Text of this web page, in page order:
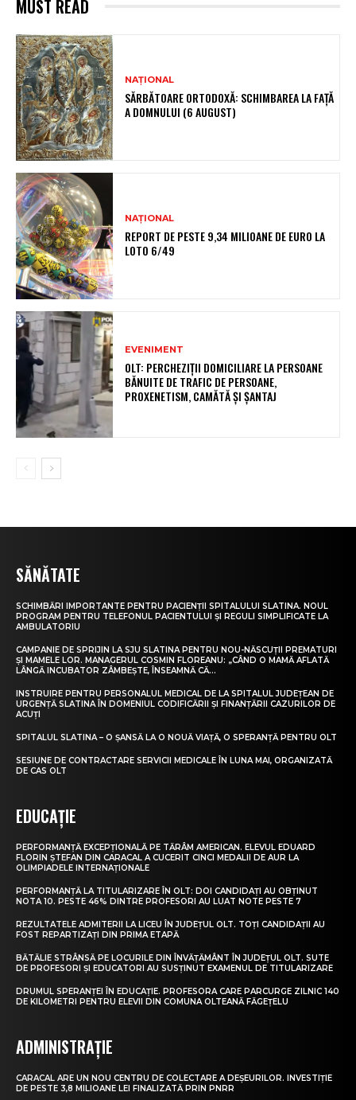
MUST READ
NAȚIONAL
SĂRBĂTOARE ORTODOXĂ: SCHIMBAREA LA FAȚĂ
A DOMNULUI (6 AUGUST)
NAȚIONAL
REPORT DE PESTE 9,34 MILIOANE DE EURO LA
LOTO 6/49
EVENIMENT
OLT: PERCHEZIŢII DOMICILIARE LA PERSOANE
BĂNUITE DE TRAFIC DE PERSOANE,
PROXENETISM, CAMĂTĂ ŞI ŞANTAJ
SĂNĂTATE
SCHIMBĂRI IMPORTANTE PENTRU PACIENȚII SPITALULUI SLATINA. NOUL
PROGRAM PENTRU TELEFONUL PACIENTULUI ȘI REGULI SIMPLIFICATE LA
AMBULATORIU
CAMPANIE DE SPRIJIN LA SJU SLATINA PENTRU NOU-NĂSCUȚII PREMATURI
ȘI MAMELE LOR. MANAGERUL COSMIN FLOREANU: „CÂND O MAMĂ AFLATĂ
LÂNGĂ INCUBATOR ZÂMBEȘTE, ÎNSEAMNĂ CĂ...
INSTRUIRE PENTRU PERSONALUL MEDICAL DE LA SPITALUL JUDEȚEAN DE
URGENȚĂ SLATINA ÎN DOMENIUL CODIFICĂRII ȘI FINANȚĂRII CAZURILOR DE
ACUȚI
SPITALUL SLATINA – O ȘANSĂ LA O NOUĂ VIAȚĂ, O SPERANȚĂ PENTRU OLT
SESIUNE DE CONTRACTARE SERVICII MEDICALE ÎN LUNA MAI, ORGANIZATĂ
DE CAS OLT
EDUCAȚIE
PERFORMANȚĂ EXCEPȚIONALĂ PE TĂRÂM AMERICAN. ELEVUL EDUARD
FLORIN ȘTEFAN DIN CARACAL A CUCERIT CINCI MEDALII DE AUR LA
OLIMPIADELE INTERNAȚIONALE
PERFORMANȚĂ LA TITULARIZARE ÎN OLT: DOI CANDIDAȚI AU OBȚINUT
NOTA 10. PESTE 46% DINTRE PROFESORI AU LUAT NOTE PESTE 7
REZULTATELE ADMITERII LA LICEU ÎN JUDEȚUL OLT. TOȚI CANDIDAȚII AU
FOST REPARTIZAȚI DIN PRIMA ETAPĂ
BĂTĂLIE STRÂNSĂ PE LOCURILE DIN ÎNVĂȚĂMÂNT ÎN JUDEȚUL OLT. SUTE
DE PROFESORI ȘI EDUCATORI AU SUSȚINUT EXAMENUL DE TITULARIZARE
DRUMUL SPERANȚEI ÎN EDUCAȚIE. PROFESORA CARE PARCURGE ZILNIC 140
DE KILOMETRI PENTRU ELEVII DIN COMUNA OLTEANĂ FĂGEȚELU
ADMINISTRAȚIE
CARACAL ARE UN NOU CENTRU DE COLECTARE A DEȘEURILOR. INVESTIȚIE
DE PESTE 3,8 MILIOANE LEI FINALIZATĂ PRIN PNRR